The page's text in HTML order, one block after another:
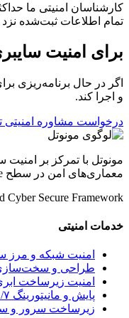
کارشناسان امنیتی ما حداکثر طی ۲۴ ساعت کاری با شما
تمام اطلاعات ثبت‌شده نزد
برای امنیت
اگر در حال برنامه‌ریزی
و اجرا کند.
درخواست مشاوره امنیتی
مونوتل با تمرکز بر
معماری‌های امن در سطح Enterprise است.
Cyber Secure Framework
خدمات امنیتی
امنیت شبکه و مرز
طراحی و سخت‌سازی
امنیت زیرساخت
پایش و مانیتورینگ ۲۴/۷ امنیت
زیرساخت سرور و